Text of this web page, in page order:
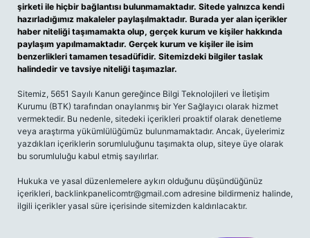
şirketi ile hiçbir bağlantısı bulunmamaktadır. Sitede yalnızca kendi
hazırladığımız makaleler paylaşılmaktadır. Burada yer alan içerikler
haber niteliği taşımamakta olup, gerçek kurum ve kişiler hakkında
paylaşım yapılmamaktadır. Gerçek kurum ve kişiler ile isim
benzerlikleri tamamen tesadüfidir. Sitemizdeki bilgiler taslak
halindedir ve tavsiye niteliği taşımazlar.
Sitemiz, 5651 Sayılı Kanun gereğince Bilgi Teknolojileri ve İletişim
Kurumu (BTK) tarafından onaylanmış bir Yer Sağlayıcı olarak hizmet
vermektedir. Bu nedenle, sitedeki içerikleri proaktif olarak denetleme
veya araştırma yükümlülüğümüz bulunmamaktadır. Ancak, üyelerimiz
yazdıkları içeriklerin sorumluluğunu taşımakta olup, siteye üye olarak
bu sorumluluğu kabul etmiş sayılırlar.
Hukuka ve yasal düzenlemelere aykırı olduğunu düşündüğünüz
içerikleri, backlinkpanelicomtr@gmail.com adresine bildirmeniz halinde,
ilgili içerikler yasal süre içerisinde sitemizden kaldırılacaktır.